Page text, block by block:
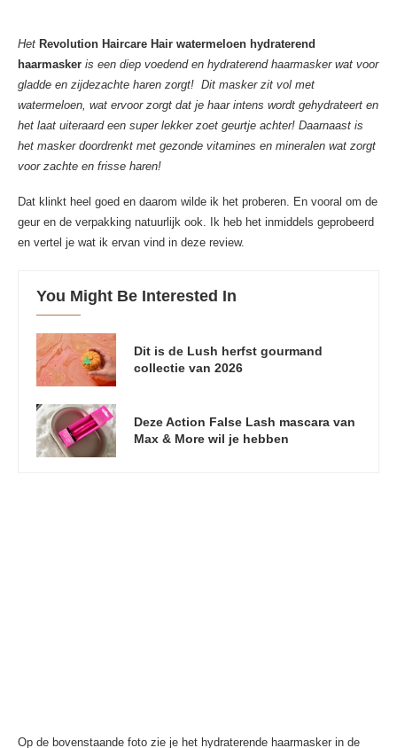
Het Revolution Haircare Hair watermeloen hydraterend
haarmasker is een diep voedend en hydraterend haarmasker wat voor
gladde en zijdezachte haren zorgt! Dit masker zit vol met
watermeloen, wat ervoor zorgt dat je haar intens wordt gehydrateert en
het laat uiteraard een super lekker zoet geurtje achter! Daarnaast is
het masker doordrenkt met gezonde vitamines en mineralen wat zorgt
voor zachte en frisse haren!
Dat klinkt heel goed en daarom wilde ik het proberen. En vooral om de
geur en de verpakking natuurlijk ook. Ik heb het inmiddels geprobeerd
en vertel je wat ik ervan vind in deze review.
You Might Be Interested In
Dit is de Lush herfst gourmand
collectie van 2026
Deze Action False Lash mascara van
Max & More wil je hebben
Op de bovenstaande foto zie je het hydraterende haarmasker in de